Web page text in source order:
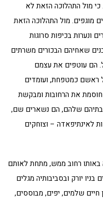
מול התהלוכה הזאת לא
מוגפים. מול התהלוכה הזאת
ונערות בכיפות סרוגות
שאחיהם הבכורים משרתים
הם עוטפים את עצמם
ראשם כמטפחת, ועומדים
את הרחובות ומבקשת
שלהם, הם נשארים שם,
לאינתיפאדה – וצוחקים
באותו רחוב ממש, מתחת לאותם
יורק ובסביבותיה מגלים
שלמים, יפים, מבוססים,